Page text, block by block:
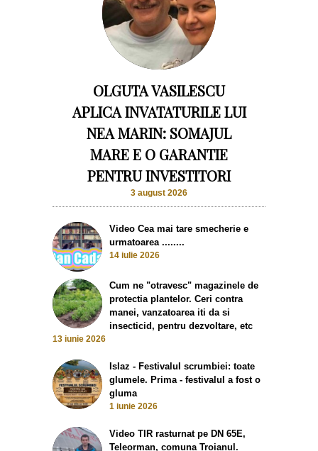
OLGUTA VASILESCU
APLICA INVATATURILE LUI
NEA MARIN: SOMAJUL
MARE E O GARANTIE
PENTRU INVESTITORI
3 august 2026
Video Cea mai tare smecherie e
urmatoarea ........
14 iulie 2026
Cum ne "otravesc" magazinele de
protectia plantelor. Ceri contra
manei, vanzatoarea iti da si
insecticid, pentru dezvoltare, etc
13 iunie 2026
Islaz - Festivalul scrumbiei: toate
glumele. Prima - festivalul a fost o
gluma
1 iunie 2026
Video TIR rasturnat pe DN 65E,
Teleorman, comuna Troianul.